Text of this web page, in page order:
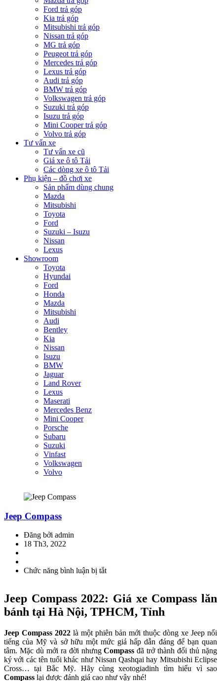
Ford trả góp
Kia trả góp
Mitsubishi trả góp
Nissan trả góp
MG trả góp
Peugeot trả góp
Mercedes trả góp
Lexus trả góp
Audi trả góp
BMW trả góp
Volkswagen trả góp
Suzuki trả góp
Isuzu trả góp
Mini Cooper trả góp
Volvo trả góp
Tư vấn xe
Tư vấn xe cũ
Giá xe ô tô Tải
Các dòng xe ô tô Tải
Phụ kiện – đồ chơi xe
Sản phẩm dùng chung
Mazda
Mitsubishi
Toyota
Ford
Suzuki – Isuzu
Nissan
Lexus
Showroom
Toyota
Hyundai
Ford
Honda
Mazda
Mitsubishi
Audi
Bentley
Kia
Nissan
Isuzu
BMW
Jaguar
Land Rover
Lexus
Maserati
Mercedes Benz
Mini Cooper
Porsche
Subaru
Suzuki
Vinfast
Volkswagen
Volvo
Jeep Compass
Đăng bởi admin
18 Th3, 2022
Chức năng bình luận bị tắtở
Jeep Compass 2022: Giá xe Compass lăn
bánh tại Hà Nội, TPHCM, Tỉnh
Jeep Compass 2022 là một phiên bản mới thuộc dòng xe Jeep nổi
tiếng của Mỹ và sở hữu một mức giá hấp dẫn đáng để bạn quan
tâm. Mặc dù mới ra đời nhưngCompass đã trở thành đối thủ nặng
ký với các tên tuổi khác như Nissan Qashqai hay Mitsubishi Eclipse
Cross… tại Bắc Mỹ. Hãy cùng xeotogiadinh tìm hiểu vì sao
Compass lại được đánh giá cao như vậy nhé!